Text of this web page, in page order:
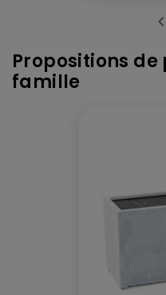

Propositions
famille